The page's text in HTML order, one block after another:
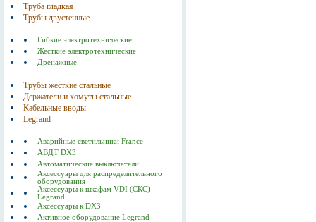
Труба гладкая
Трубы двустенные
Гибкие электротехнические
Жесткие электротехнические
Дренажные
Трубы жесткие стальные
Держатели и хомуты стальные
Кабельные вводы
Legrand
Аварийные светильники France
АВДТ DX3
Автоматические выключатели
Аксессуары для распределительного
оборудования
Аксессуары к шкафам VDI (СКС)
Legrand
Аксессуары к DX3
Активное оборудование Legrand